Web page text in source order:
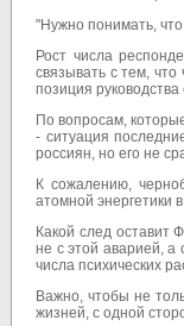
"Нужно понимать,
Рост числа
связывать с тем,
позиция
По вопросам,
- ситуация
россиян, но его не
К сожалению,
атомной энергетики
Какой след оставит
не с этой аварией, а
числа психических
Важно, чтобы не
жизней, с одной